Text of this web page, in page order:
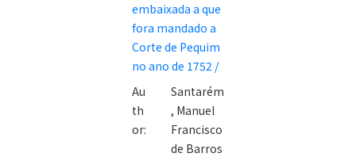
embaixada a que
fora mandado a
Corte de Pequim
no ano de 1752 /
Au
th
or:
Santarém
, Manuel
Francisco
de Barros